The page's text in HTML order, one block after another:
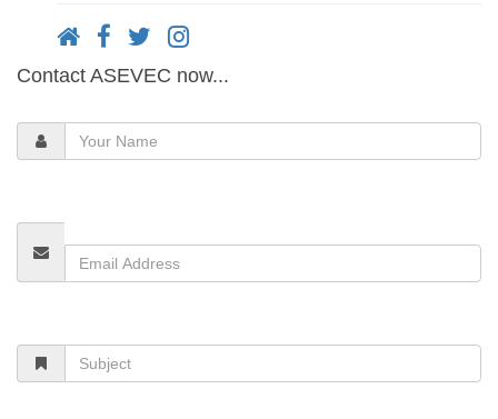
Contact ASEVEC now...
Your
Name
Email
Address
Subject